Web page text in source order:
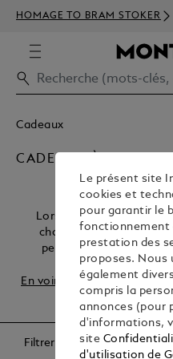
HOMAGE TO BRAM STOKER
Cadeaux
CADEAUX À MOINS
Lorsque le moment est
choisissez des
pertinence. Notre
En voir plus
Filtrer
Le présent site
cookies et
pour garantir le
fonctionnement
prestation des
proposes. Nous
également
compris la
annonces (pour
d'informations,
site
d'utilisation de